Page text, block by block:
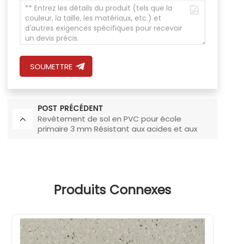
SOUMETTRE
POST PRÉCÉDENT
Revêtement de sol en PVC pour école
primaire 3 mm Résistant aux acides et aux
Produits Connexes